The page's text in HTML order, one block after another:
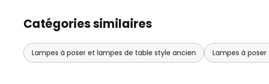
Catégories similaires
Lampes à poser et lampes de table style ancien Lampes à